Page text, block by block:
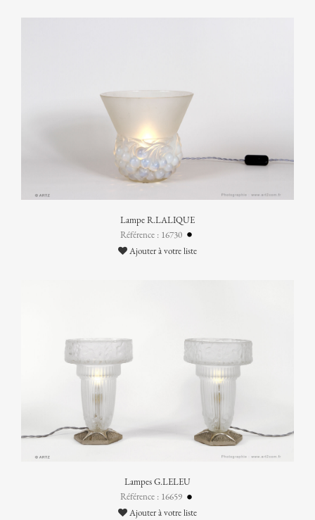
Lampe R.LALIQUE
Référence : 16730
Ajouter à votre liste
Lampes G.LELEU
Référence : 16659
Ajouter à votre liste